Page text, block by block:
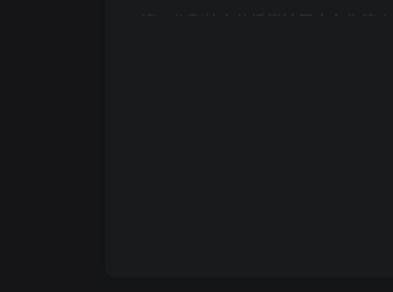
流，收割社交传播累计用户合作策
SK-川在营销全周期实现“公域引流